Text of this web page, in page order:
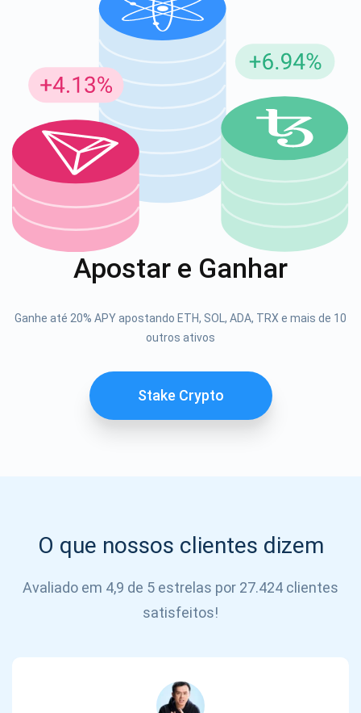
Apostar e Ganhar
Ganhe até 20% APY apostando ETH, SOL, ADA, TRX e mais de 10
outros ativos
Stake Crypto
O que nossos clientes dizem
Avaliado em 4,9 de 5 estrelas por 27.424 clientes
satisfeitos!
1000.000
SE
INSCREVER
support@atomicwallet.io
Confira nosso YouTube
Inscreva-se para atualizações
Seja o primeiro a receber as últimas atualizações do
projeto e guias de criptografia
Se inscrever